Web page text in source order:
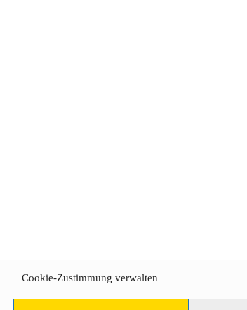
Cookie-Zustimmung verwalten